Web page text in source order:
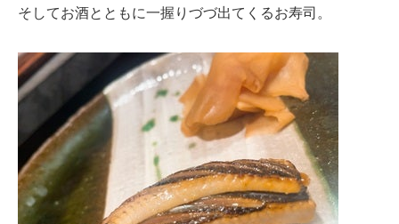
そしてお酒とともに一握りづづ出てくるお寿司。